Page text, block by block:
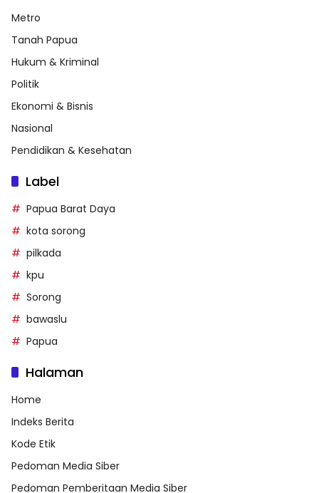
Metro
Tanah Papua
Hukum & Kriminal
Politik
Ekonomi & Bisnis
Nasional
Pendidikan & Kesehatan
Label
Papua Barat Daya
kota sorong
pilkada
kpu
Sorong
bawaslu
Papua
Halaman
Home
Indeks Berita
Kode Etik
Pedoman Media Siber
Pedoman Pemberitaan Media Siber